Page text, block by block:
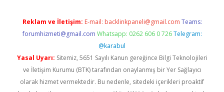
Reklam ve İletişim: E-mail: backlinkpaneli@gmail.com Teams:
forumhizmeti@gmail.com Whatsapp: 0262 606 0 726 Telegram:
@karabul
Yasal Uyarı: Sitemiz, 5651 Sayılı Kanun gereğince Bilgi Teknolojileri
ve İletişim Kurumu (BTK) tarafından onaylanmış bir Yer Sağlayıcı
olarak hizmet vermektedir. Bu nedenle, sitedeki içerikleri proaktif